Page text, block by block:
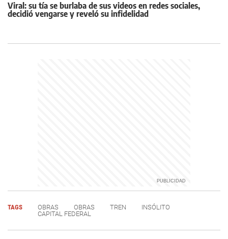
Viral: su tía se burlaba de sus videos en redes sociales,
decidió vengarse y reveló su infidelidad
TAGS OBRAS OBRAS TREN
INSÓLITO
CAPITAL FEDERAL